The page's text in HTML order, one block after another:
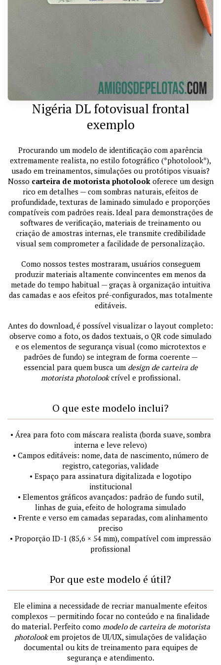
Nigéria DL fotovisual frontal
exemplo
Procurando um modelo de identificação com aparência
extremamente realista, no estilo fotográfico (*photolook*),
usado em treinamentos, simulações ou protótipos visuais?
Nosso carteira de motorista photolookoferece um design
rico em detalhes — com sombras naturais, efeitos de
profundidade, texturas de laminado simulado e proporções
compatíveis com padrões reais. Ideal para demonstrações de
softwares de verificação, materiais de treinamento ou
criação de amostras internas, ele transmite credibilidade
visual sem comprometer a facilidade de personalização.
Como nossos testes mostraram, usuários conseguem
produzir materiais altamente convincentes em menos da
metade do tempo habitual — graças à organização intuitiva
das camadas e aos efeitos pré-configurados, mas totalmente
editáveis.
Antes do download, é possível visualizar o layout completo:
observe como a foto, os dados textuais, o QR code simulado
e os elementos de segurança visual (como microtextos e
padrões de fundo) se integram de forma coerente —
essencial para quem busca um design de carteira de
motorista photolookcrível e profissional.
O que este modelo inclui?
• Área para foto com máscara realista (borda suave, sombra
interna e leve relevo)
• Campos editáveis: nome, data de nascimento, número de
registro, categorias, validade
• Espaço para assinatura digitalizada e logotipo
institucional
• Elementos gráficos avançados: padrão de fundo sutil,
linhas de guia, efeito de holograma simulado
• Frente e verso em camadas separadas, com alinhamento
preciso
• Proporção ID-1 (85,6 × 54 mm), compatível com impressão
profissional
Por que este modelo é útil?
Ele elimina a necessidade de recriar manualmente efeitos
complexos — permitindo focar no conteúdo e na finalidade
do material. Perfeito como modelo de carteira de motorista
photolookem projetos de UI/UX, simulações de validação
documental ou kits de treinamento para equipes de
segurança e atendimento.